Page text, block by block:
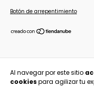
Al navegar por este sitio
cookiespara agilizar tu
Botón de arrepentimiento